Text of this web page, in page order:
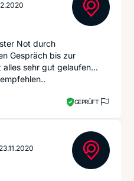
Not durch
Gespräch bis zur
sehr gut gelaufen...
GEPRÜFT
23.11.2020